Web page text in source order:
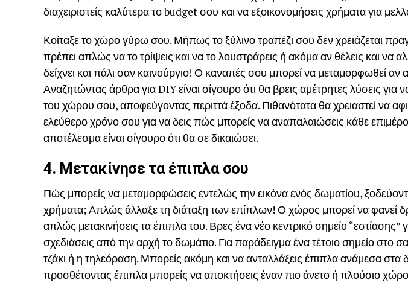
διαχειριστείς καλύτερα το budget σου και να εξοικονομήσεις χρήματα για
Κοίταξε το χώρο γύρω σου. Μήπως το ξύλινο τραπέζι σου δεν χρειάζεται
πρέπει απλώς να το τρίψεις και να το λουστράρεις ή ακόμα αν θέλεις και να
δείχνει και πάλι σαν καινούργιο! Ο καναπές σου μπορεί να μεταμορφωθεί αν
Αναζητώντας άρθρα για DIY είναι σίγουρο ότι θα βρεις αμέτρητες λύσεις για
του χώρου σου, αποφεύγοντας περιττά έξοδα. Πιθανότατα θα χρειαστεί να
ελεύθερο χρόνο σου για να δεις πώς μπορείς να αναπαλαιώσεις κάθε
αποτέλεσμα είναι σίγουρο ότι θα σε δικαιώσει.
4. Μετακίνησε τα έπιπλα σου
Πώς μπορείς να μεταμορφώσεις εντελώς την εικόνα ενός δωματίου,
χρήματα; Απλώς άλλαξε τη διάταξη των επίπλων! Ο χώρος μπορεί να φανεί
απλώς μετακινήσεις τα έπιπλα του. Βρες ένα νέο κεντρικό σημείο
σχεδιάσεις από την αρχή το δωμάτιο. Για παράδειγμα ένα τέτοιο σημείο στο
τζάκι ή η τηλεόραση. Μπορείς ακόμη και να ανταλλάξεις έπιπλα ανάμεσα
προσθέτοντας έπιπλα μπορείς να αποκτήσεις έναν πιο άνετο ή πλούσιο χώρο